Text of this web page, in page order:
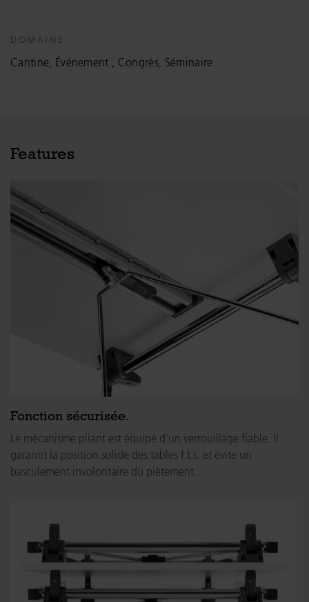
DOMAINE
Cantine, Événement , Congrès, Séminaire
Features
Fonction sécurisée.
Le mécanisme pliant est équipé d’un verrouillage fiable. Il
garantit la position solide des tables f.t.s. et évite un
basculement involontaire du piètement.